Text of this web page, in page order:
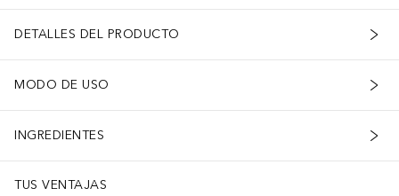
DETALLES DEL PRODUCTO
MODO DE USO
INGREDIENTES
TUS VENTAJAS